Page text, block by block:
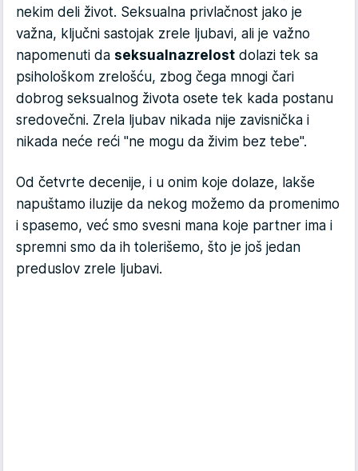
nekim deli život. Seksualna privlačnost jako je
važna, ključni sastojak zrele ljubavi, ali je važno
napomenuti da seksualnazrelost dolazi tek sa
psihološkom zrelošću, zbog čega mnogi čari
dobrog seksualnog života osete tek kada postanu
sredovečni. Zrela ljubav nikada nije zavisnička i
nikada neće reći "ne mogu da živim bez tebe".
Od četvrte decenije, i u onim koje dolaze, lakše
napuštamo iluzije da nekog možemo da promenimo
i spasemo, već smo svesni mana koje partner ima i
spremni smo da ih tolerišemo, što je još jedan
preduslov zrele ljubavi.